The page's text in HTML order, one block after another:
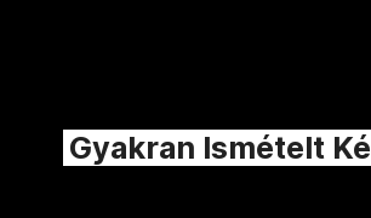
Gyakran Ismételt